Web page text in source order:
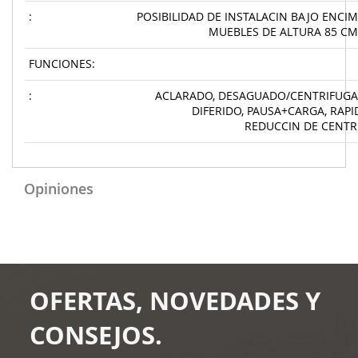
:
POSIBILIDAD DE INSTALACIN BAJO
MUEBLES DE ALTURA 85
FUNCIONES:
:
ACLARADO, DESAGUADO/
DIFERIDO, PAUSA+CARGA,
REDUCCIN DE
Opiniones
OFERTAS, NOVEDADES Y
CONSEJOS.